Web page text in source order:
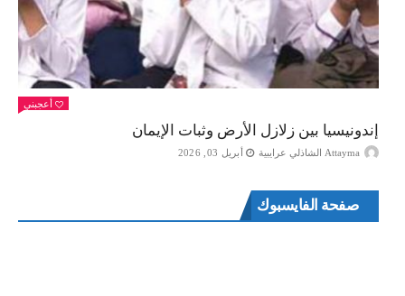
أعجبني
إندونيسيا بين زلازل الأرض وثبات الإيمان
Attayma الشاذلي عرايبية أبريل 03, 2026
صفحة الفايسبوك